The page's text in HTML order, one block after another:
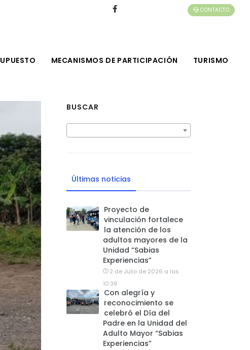
CONTACTO
MECANISMOS DE PARTICIPACIÓN TURISMO
BUSCAR
Últimas noticias
Proyecto de
vinculación fortalece
la atención de los
adultos mayores de la
Unidad “Sabias
Experiencias”
2 de Julio de 2026 a las
10:39
Con alegría y
reconocimiento se
celebró el Día del
Padre en la Unidad del
Adulto Mayor “Sabias
Experiencias”